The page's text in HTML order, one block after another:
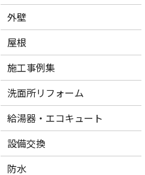
外壁
屋根
施工事例集
洗面所リフォーム
給湯器・エコキュート
設備交換
防水